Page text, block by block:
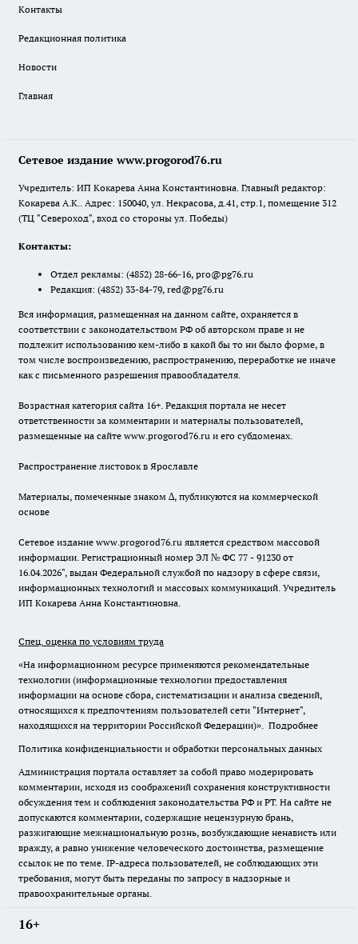
Контакты
Редакционная политика
Новости
Главная
Сетевое издание www.progorod76.ru
Учредитель: ИП Кокарева Анна Константиновна. Главный редактор:
Кокарева А.К.. Адрес: 150040, ул. Некрасова, д.41, стр.1, помещение 312
(ТЦ "Североход", вход со стороны ул. Победы)
Контакты:
Отдел рекламы: (4852) 28-66-16, pro@pg76.ru
Редакция: (4852) 33-84-79, red@pg76.ru
Вся информация, размещенная на данном сайте, охраняется в
соответствии с законодательством РФ об авторском праве и не
подлежит использованию кем-либо в какой бы то ни было форме, в
том числе воспроизведению, распространению, переработке не иначе
как с письменного разрешения правообладателя.
Возрастная категория сайта 16+. Редакция портала не несет
ответственности за комментарии и материалы пользователей,
размещенные на сайте www.progorod76.ru и его субдоменах.
Распространение листовок в Ярославле
Материалы, помеченные знаком ∆, публикуются на коммерческой
основе
Сетевое издание www.progorod76.ru является средством массовой
информации. Регистрационный номер ЭЛ № ФС 77 - 91230 от
16.04.2026", выдан Федеральной службой по надзору в сфере связи,
информационных технологий и массовых коммуникаций. Учредитель
ИП Кокарева Анна Константиновна.
Спец. оценка по условиям труда
«На информационном ресурсе применяются рекомендательные
технологии (информационные технологии предоставления
информации на основе сбора, систематизации и анализа сведений,
относящихся к предпочтениям пользователей сети "Интернет",
находящихся на территории Российской Федерации)». Подробнее
Политика конфиденциальности и обработки персональных данных
Администрация портала оставляет за собой право модерировать
комментарии, исходя из соображений сохранения конструктивности
обсуждения тем и соблюдения законодательства РФ и РТ. На сайте не
допускаются комментарии, содержащие нецензурную брань,
разжигающие межнациональную рознь, возбуждающие ненависть или
вражду, а равно унижение человеческого достоинства, размещение
ссылок не по теме. IP-адреса пользователей, не соблюдающих эти
требования, могут быть переданы по запросу в надзорные и
правоохранительные органы.
16+